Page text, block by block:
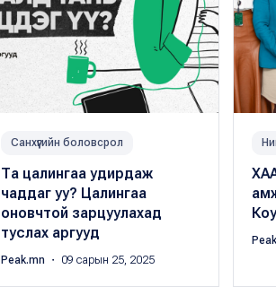
Санхүүгийн боловсрол
Та цалингаа удирдаж
чаддаг уу? Цалингаа
оновчтой зарцуулахад
туслах аргууд
Peak.mn ・ 09 сарын 25, 2025